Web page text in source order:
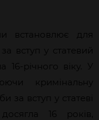
встановлює для
за вступ у статевий
річного віку. У
кримінальну
за вступ у статеві
16 років,